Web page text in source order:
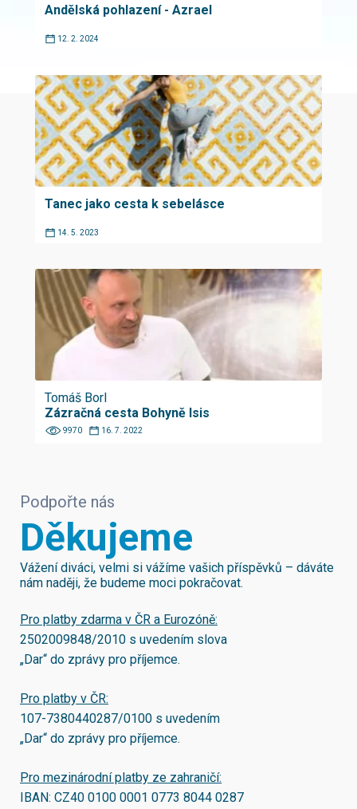
Andělská pohlazení - Azrael
12. 2. 2024
Tanec jako cesta k sebelásce
14. 5. 2023
Tomáš Borl
Zázračná cesta Bohyně Isis
9970 16. 7. 2022
Podpořte nás
Děkujeme
Vážení diváci, velmi si vážíme vašich příspěvků – dáváte
nám naději, že budeme moci pokračovat.
Pro platby zdarma v ČR a Eurozóně:
2502009848/2010 s uvedením slova
„Dar“ do zprávy pro příjemce.
Pro platby v ČR:
107-7380440287/0100 s uvedením
„Dar“ do zprávy pro příjemce.
Pro mezinárodní platby ze zahraničí:
IBAN: CZ40 0100 0001 0773 8044 0287